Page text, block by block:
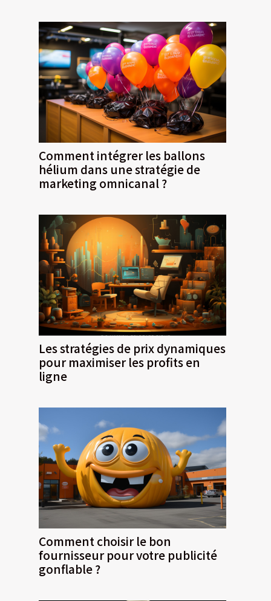
Comment intégrer les ballons
hélium dans une stratégie de
marketing omnicanal ?
Les stratégies de prix dynamiques
pour maximiser les profits en
ligne
Comment choisir le bon
fournisseur pour votre publicité
gonflable ?